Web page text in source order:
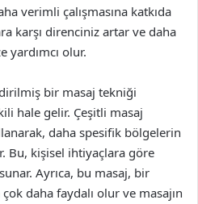
verimli çalışmasına katkıda
karşı direnciniz artar ve daha
yardımcı olur.
bir masaj tekniği
hale gelir. Çeşitli masaj
daha spesifik bölgelerin
Bu, kişisel ihtiyaçlara göre
Ayrıca, bu masaj, bir
çok daha faydalı olur ve masajın